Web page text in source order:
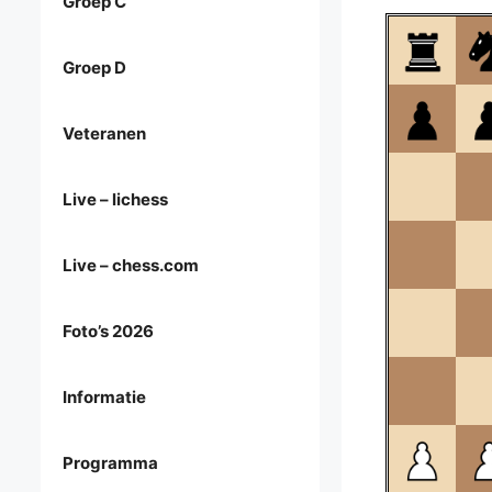
Groep D
Veteranen
Live – lichess
Live – chess.com
Foto’s 2026
Informatie
Programma